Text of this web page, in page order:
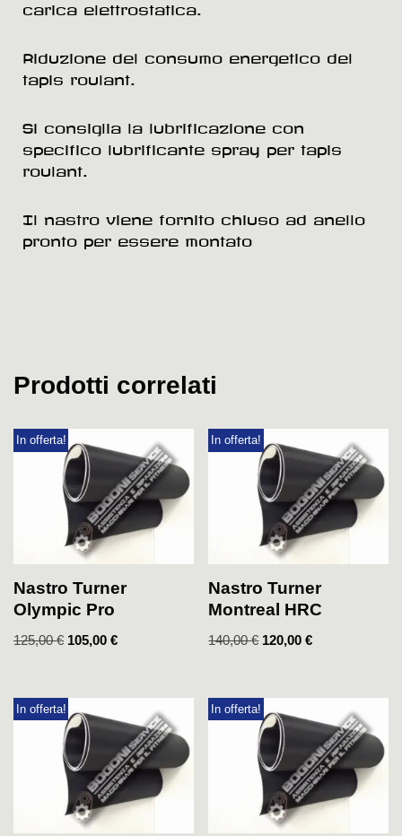
carica elettrostatica.
Riduzione del consumo energetico del
tapis roulant.
Si consiglia la lubrificazione con
specifico lubrificante spray per tapis
roulant.
Il nastro viene fornito chiuso ad anello
pronto per essere montato
Prodotti correlati
In offerta!
Nastro Turner
Olympic Pro
125,00€ 105,00 €
In offerta!
Nastro Turner
Montreal HRC
140,00€ 120,00€
In offerta! In offerta!